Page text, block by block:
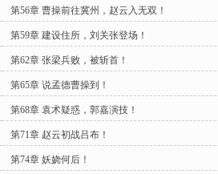
第56章 曹操前往冀州，赵云入无双！
第59章 建设住所，刘关张登场！
第62章 张梁兵败，被斩首！
第65章 说孟德曹操到！
第68章 袁术疑惑，郭嘉演技！
第71章 赵云初战吕布！
第74章 妖娆何后！